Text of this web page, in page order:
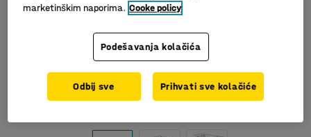
Slični proizvodi
marketinškim naporima. Cooke policy
Podešavanja kolačića
Odbij sve Prihvati sve kolačiće